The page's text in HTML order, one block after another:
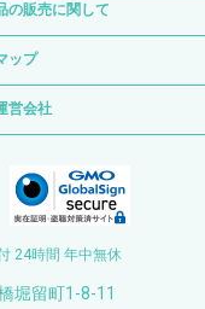
の販売に関して
ップ
営会社
24時間 年中無休
堀留町1-8-11